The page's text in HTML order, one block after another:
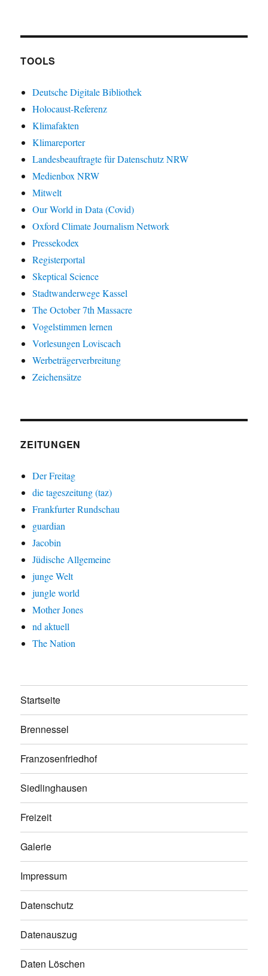
TOOLS
Deutsche Digitale Bibliothek
Holocaust-Referenz
Klimafakten
Klimareporter
Landesbeauftragte für Datenschutz NRW
Medienbox NRW
Mitwelt
Our World in Data (Covid)
Oxford Climate Journalism Network
Pressekodex
Registerportal
Skeptical Science
Stadtwanderwege Kassel
The October 7th Massacre
Vogelstimmen lernen
Vorlesungen Loviscach
Werbeträgerverbreitung
Zeichensätze
ZEITUNGEN
Der Freitag
die tageszeitung (taz)
Frankfurter Rundschau
guardian
Jacobin
Jüdische Allgemeine
junge Welt
jungle world
Mother Jones
nd aktuell
The Nation
Startseite
Brennessel
Franzosenfriedhof
Siedlinghausen
Freizeit
Galerie
Impressum
Datenschutz
Datenauszug
Daten Löschen